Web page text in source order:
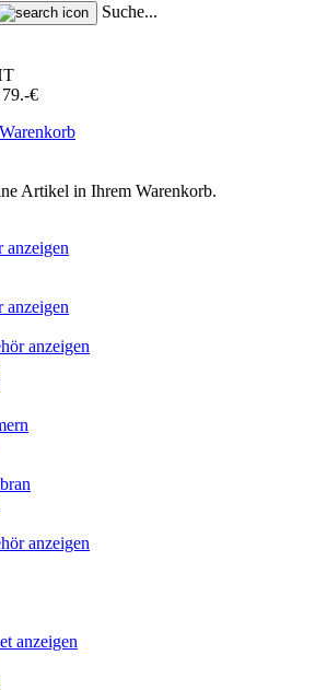
Suche...
€
Artikel in Ihrem Warenkorb.
anzeigen
anzeigen
anzeigen